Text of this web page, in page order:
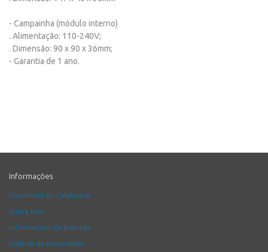
- Campainha (módulo interno)
. Alimentação: 110-240V;
. Dimensão: 90 x 90 x 36mm;
- Garantia de 1 ano.
Informações
Download de Catálogos
Sobre Nós
Informações de Entrega
Política de Privacidade